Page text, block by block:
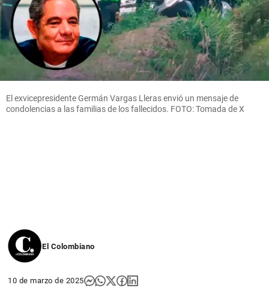
El exvicepresidente Germán Vargas Lleras envió un mensaje de
condolencias a las familias de los fallecidos. FOTO: Tomada de X
El Colombiano
10 de marzo de 2025